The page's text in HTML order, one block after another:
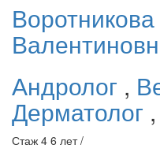
Воротникова
Андролог ,
Дерматолог ,
Стаж 4 6 лет /